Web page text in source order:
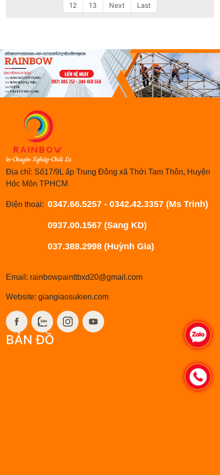
1 2 3 4 5
Địa chỉ: Số17/9L ấp Trung Đông xã Thới Tam Thôn, Huyện
0937.00.1567 (Sang KD)
Email: rainbowpainttbxd20@gmail.com
Website: giangiaosukien.com